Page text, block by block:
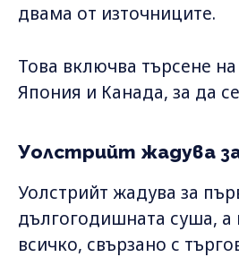
двама от източниците.
Това включва търсене
Япония и Канада, за да
Уолстрийт жадува
Уолстрийт жадува за
дългогодишната суша, а
всичко, свързано с